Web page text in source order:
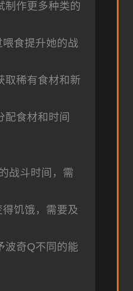
制作更多种类的
食提升她的战
取稀有食材和新
配食材和时间
战斗时间，需
饥饿，需要及
波奇Q不同的能